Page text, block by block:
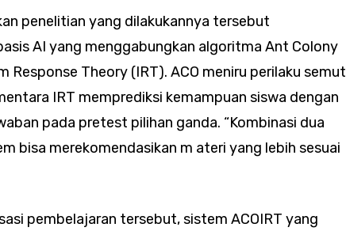
penelitian yang dilakukannya tersebut
AI yang menggabungkan algoritma Ant Colony
Response Theory (IRT). ACO meniru perilaku semut
IRT memprediksi kemampuan siswa dengan
pada pretest pilihan ganda. “Kombinasi dua
bisa merekomendasikan m ateri yang lebih sesuai
pembelajaran tersebut, sistem ACOIRT yang